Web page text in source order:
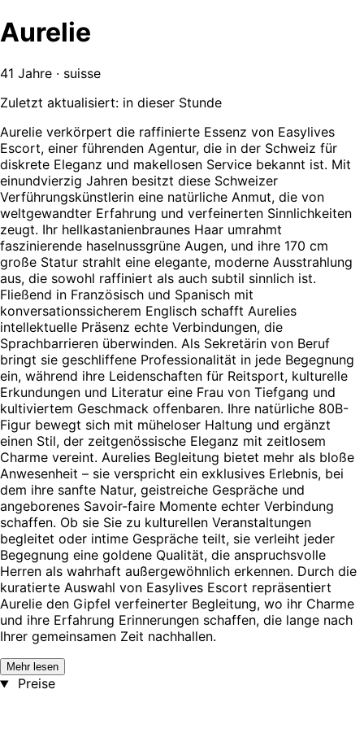
Aurelie
41 Jahre · suisse
Zuletzt aktualisiert: in dieser Stunde
Aurelie verkörpert die raffinierte Essenz von Easylives
Escort, einer führenden Agentur, die in der Schweiz für
diskrete Eleganz und makellosen Service bekannt ist. Mit
einundvierzig Jahren besitzt diese Schweizer
Verführungskünstlerin eine natürliche Anmut, die von
weltgewandter Erfahrung und verfeinerten Sinnlichkeiten
zeugt. Ihr hellkastanienbraunes Haar umrahmt
faszinierende haselnussgrüne Augen, und ihre 170 cm
große Statur strahlt eine elegante, moderne Ausstrahlung
aus, die sowohl raffiniert als auch subtil sinnlich ist.
Fließend in Französisch und Spanisch mit
konversationssicherem Englisch schafft Aurelies
intellektuelle Präsenz echte Verbindungen, die
Sprachbarrieren überwinden. Als Sekretärin von Beruf
bringt sie geschliffene Professionalität in jede Begegnung
ein, während ihre Leidenschaften für Reitsport, kulturelle
Erkundungen und Literatur eine Frau von Tiefgang und
kultiviertem Geschmack offenbaren. Ihre natürliche 80B-
Figur bewegt sich mit müheloser Haltung und ergänzt
einen Stil, der zeitgenössische Eleganz mit zeitlosem
Charme vereint. Aurelies Begleitung bietet mehr als bloße
Anwesenheit – sie verspricht ein exklusives Erlebnis, bei
dem ihre sanfte Natur, geistreiche Gespräche und
angeborenes Savoir-faire Momente echter Verbindung
schaffen. Ob sie Sie zu kulturellen Veranstaltungen
begleitet oder intime Gespräche teilt, sie verleiht jeder
Begegnung eine goldene Qualität, die anspruchsvolle
Herren als wahrhaft außergewöhnlich erkennen. Durch die
kuratierte Auswahl von Easylives Escort repräsentiert
Aurelie den Gipfel verfeinerter Begleitung, wo ihr Charme
und ihre Erfahrung Erinnerungen schaffen, die lange nach
Ihrer gemeinsamen Zeit nachhallen.
Mehr lesen
Preise